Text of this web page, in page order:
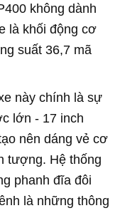
không dành
là khối động cơ
suất 36,7 mã
này chính là sự
lớn - 17 inch
nên dáng vẻ cơ
tượng. Hệ thống
phanh đĩa đôi
là những thông